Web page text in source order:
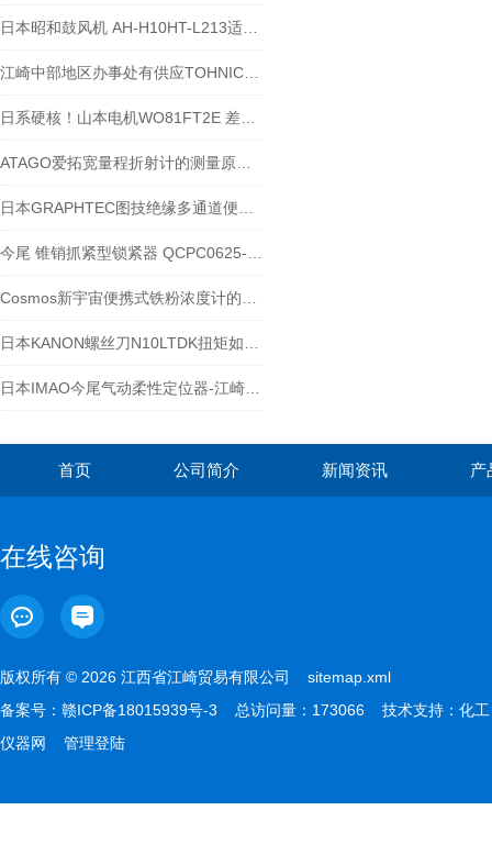
首页 公司简介 新闻资讯 产
在线咨询
版权所有 © 2026 江西省江崎贸易有限公司 sitemap.xml
备案号： 赣ICP备18015939号-3 总访问量：173066 技术支持： 化工
仪器网
管理登陆